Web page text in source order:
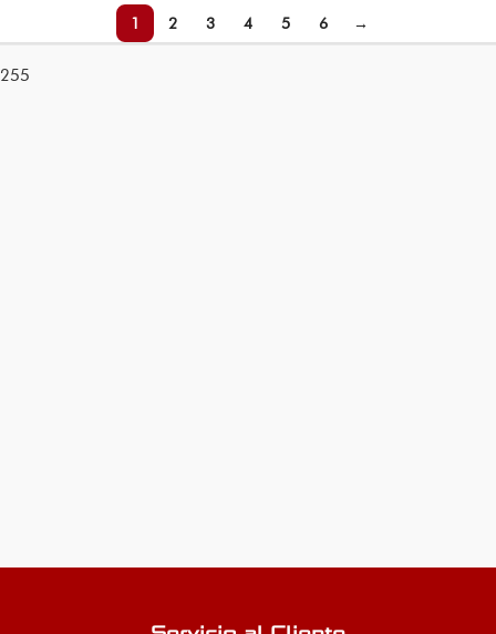
1 2 3 4 5 6 →
255